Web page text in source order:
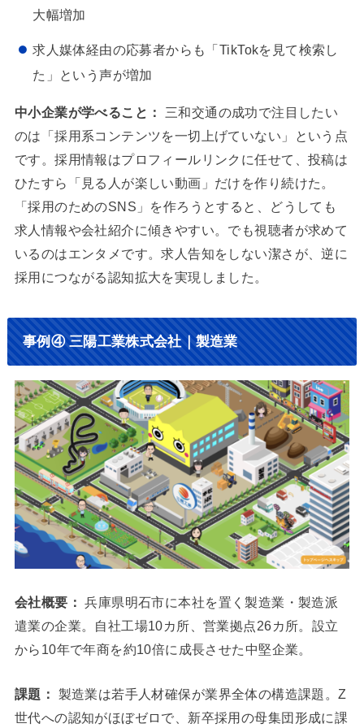
大幅増加
求人媒体経由の応募者からも「TikTokを見て検索し
た」という声が増加
中小企業が学べること：
三和交通の成功で注目したい
のは「採用系コンテンツを一切上げていない」という点
です。採用情報はプロフィールリンクに任せて、投稿は
ひたすら「見る人が楽しい動画」だけを作り続けた。
「採用のためのSNS」を作ろうとすると、どうしても
求人情報や会社紹介に傾きやすい。でも視聴者が求めて
いるのはエンタメです。求人告知をしない潔さが、逆に
採用につながる認知拡大を実現しました。
事例④ 三陽工業株式会社｜製造業
会社概要： 兵庫県明石市に本社を置く製造業・製造派
遣業の企業。自社工場10カ所、営業拠点26カ所。設立
から10年で年商を約10倍に成長させた中堅企業。
課題：
製造業は若手人材確保が業界全体の構造課題。Z
世代への認知がほぼゼロで、新卒採用の母集団形成に課